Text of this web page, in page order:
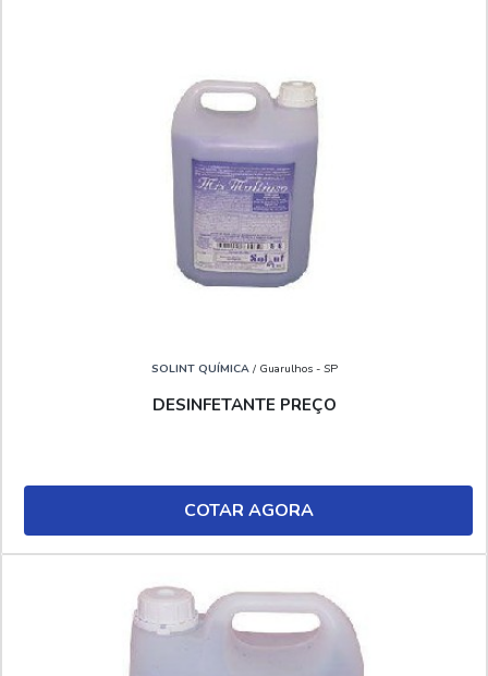
SOLINT QUÍMICA/ Guarulhos - SP
DESINFETANTE PREÇO
COTAR AGORA